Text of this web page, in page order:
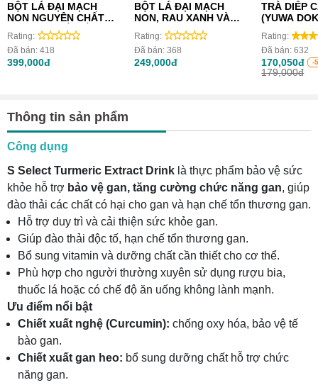
BỘT LÁ ĐẠI MẠCH
NON NGUYÊN CHẤT
ĐÃ QUA CHẾ BIẾN S
SELECT
Rating:
Đã bán: 418
399,000đ
BỘT LÁ ĐẠI MẠCH
NON, RAU XANH VÀ
TRÁI CÂY YUWA NHẬT
BẢN (HỘP 20 GÓI)
Rating:
Đã bán:368
249,000đ
TRÀ DIẾP
(YUWA
Rating:
Đã bán:632
170,050đ -
179,000đ
Thông tin sản phẩm
Công dụng
S Select Turmeric Extract Drink là thực phẩm bảo vệ sức
khỏe hỗ trợ bảo vệ gan, tăng cường chức năng gan, giúp
đào thải các chất có hại cho gan và hạn chế tổn thương gan.
Hỗ trợ duy trì và cải thiện sức khỏe gan.
Giúp đào thải độc tố, hạn chế tổn thương gan.
Bổ sung vitamin và dưỡng chất cần thiết cho cơ thể.
Phù hợp cho người thường xuyên sử dụng rượu bia,
thuốc lá hoặc có chế độ ăn uống không lành mạnh.
Ưu điểm nổi bật
Chiết xuất nghệ (Curcumin): chống oxy hóa, bảo vệ tế
bào gan.
Chiết xuất gan heo: bổ sung dưỡng chất hỗ trợ chức
năng gan.